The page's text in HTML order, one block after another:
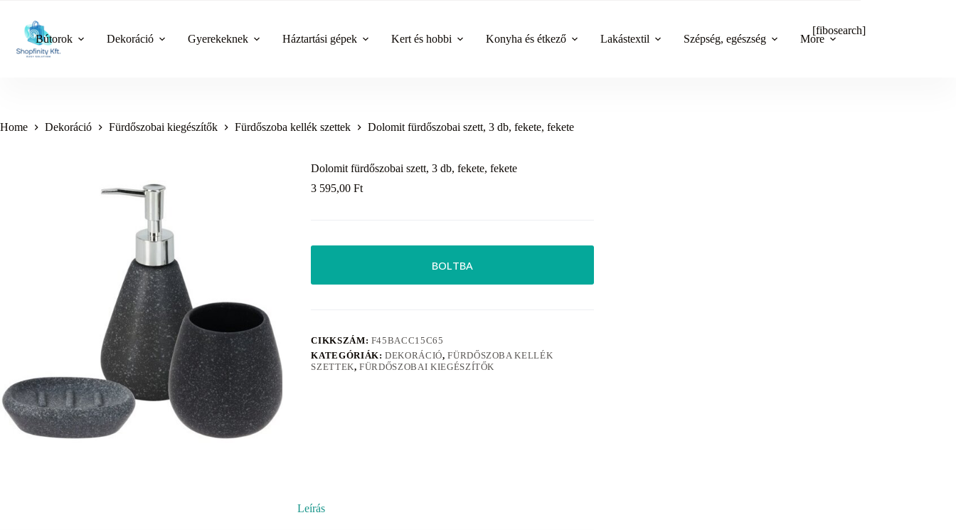
content
Bútorok Dekoráció Gyerekeknek Háztartási gépek Kert és hobbi Konyha és étkező Lakástextil Szépség, egészség More
[fibosearch]
Home Dekoráció Fürdőszobai kiegészítők Fürdőszoba kellék szettek Dolomit fürdőszobai szett, 3 db, fekete, fekete
Dolomit fürdőszobai szett, 3 db, fekete, fekete
3 595,00Ft
BOLTBA
CIKKSZÁM: F45BACC15C65
KATEGÓRIÁK:DEKORÁCIÓ,FÜRDŐSZOBA KELLÉK
SZETTEK,FÜRDŐSZOBAI KIEGÉSZÍTŐK
Leírás